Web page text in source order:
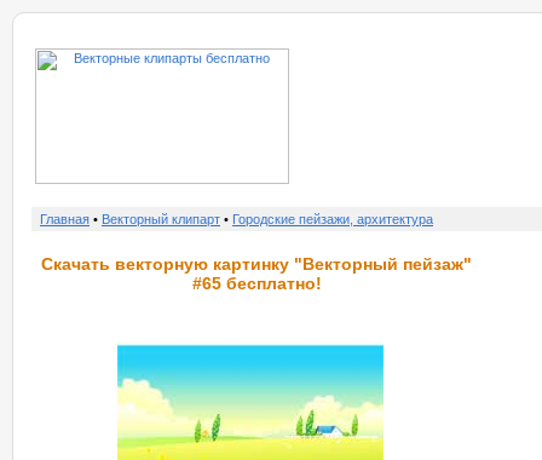
Главная • Векторный клипарт • Городские пейзажи, архитектура
Скачать векторную картинку "Векторный пейзаж"
#65 бесплатно!